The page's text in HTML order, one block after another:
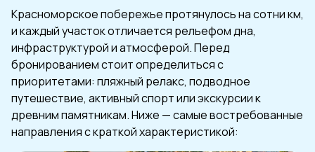
Красноморское побережье протянулось на сотни км,
и каждый участок отличается рельефом дна,
инфраструктурой и атмосферой. Перед
бронированием стоит определиться с
приоритетами: пляжный релакс, подводное
путешествие, активный спорт или экскурсии к
древним памятникам. Ниже — самые востребованные
направления с краткой характеристикой: